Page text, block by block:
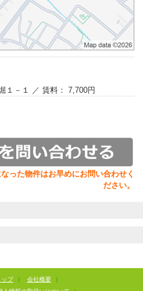
１－１ ／ 賃料： 7,700円
った物件はお早めにお問い合わせく
ださい。
ップ | 会社概要
|